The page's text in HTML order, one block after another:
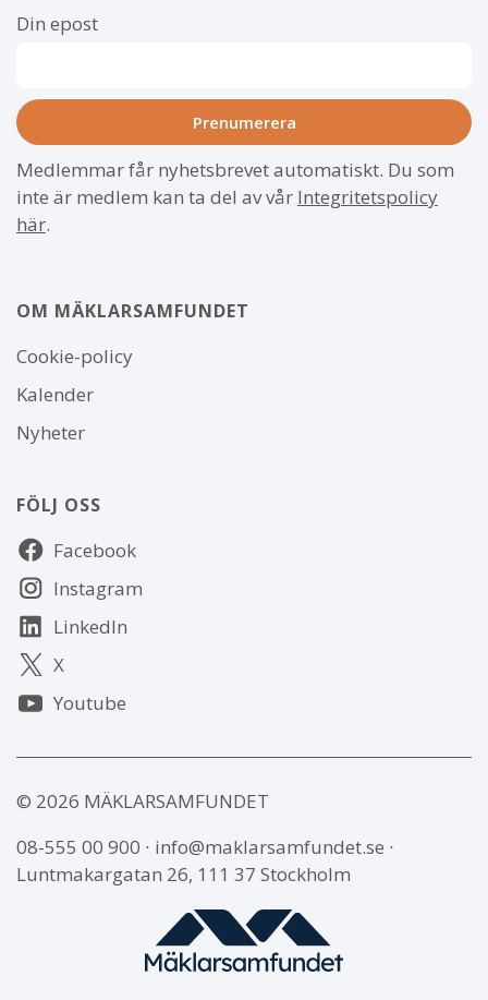
Din epost
Medlemmar får nyhetsbrevet automatiskt. Du som
inte är medlem kan ta del av vår Integritetspolicy
här.
OM MÄKLARSAMFUNDET
Om
webbplatsen
Cookie-policy
Kalender
Nyheter
FÖLJ OSS
Följ
oss Facebook
Instagram
LinkedIn
X
Youtube
© 2026 MÄKLARSAMFUNDET
08-555 00 900 ∙ info@maklarsamfundet.se ∙
Luntmakargatan 26, 111 37 Stockholm